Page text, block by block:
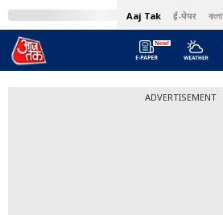
Aaj Tak ई-पेपर বাংলা
ADVERTISEMENT